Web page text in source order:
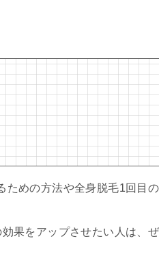
ための方法や全身脱毛1回目の
果をアップさせたい人は、ぜ